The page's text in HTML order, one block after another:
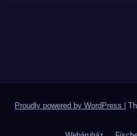
Proudly powered by WordPress